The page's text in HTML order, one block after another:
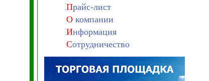
Прайс-лист
Окомпании
Информация
Сотрудничество